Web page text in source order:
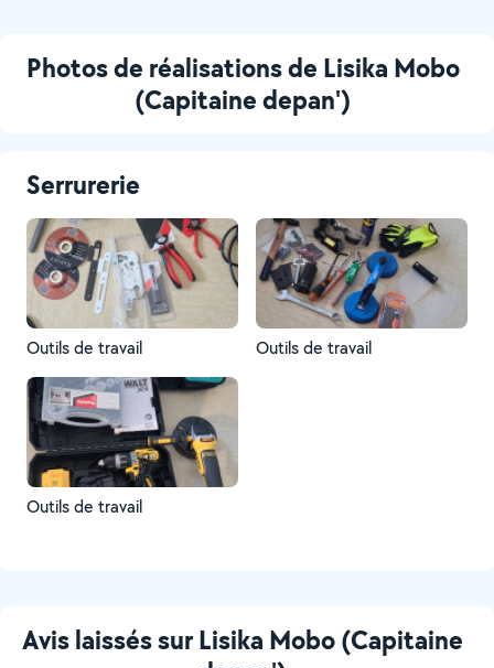
Photos de réalisations de Lisika Mobo
(Capitaine depan')
Serrurerie
Outils de travail Outils de travail
Outils de travail
Avis laissés sur Lisika Mobo (Capitaine